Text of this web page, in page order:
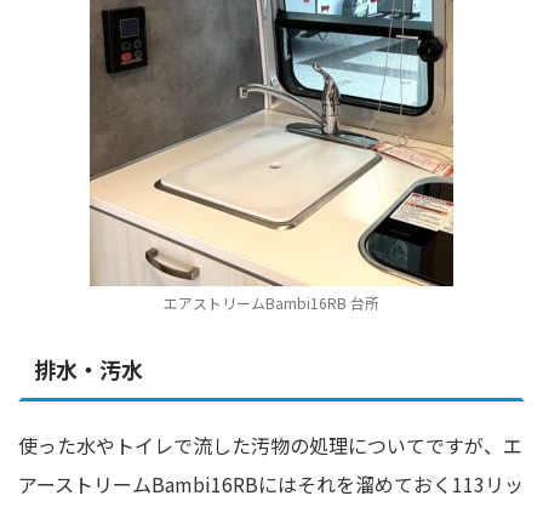
エアストリームBambi16RB 台所
排水・汚水
使った水やトイレで流した汚物の処理についてですが、エ
アーストリームBambi16RBにはそれを溜めておく113リッ